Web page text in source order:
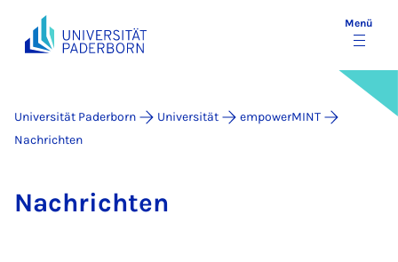
Menü
Universität Paderborn Universität
empowerMINT
Nachrichten
Nach­rich­ten